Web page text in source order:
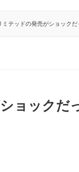
テッドの発売がショックだ
ョックだ